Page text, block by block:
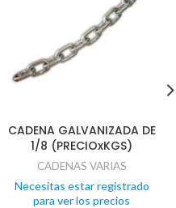
CADENA GALVANIZADA DE
1/8 (PRECIOxKGS)
CADENAS VARIAS
Necesitas estar registrado
para ver los precios